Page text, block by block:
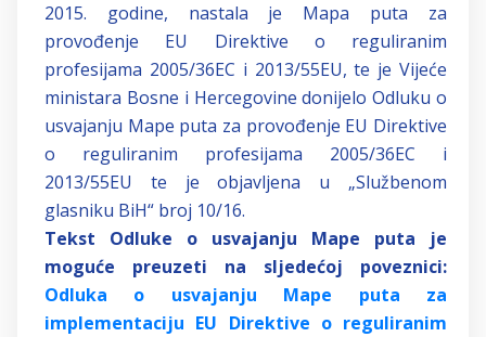
2015. godine, nastala je Mapa puta za
provođenje EU Direktive o reguliranim
profesijama 2005/36EC i 2013/55EU, te je Vijeće
ministara Bosne i Hercegovine donijelo Odluku o
usvajanju Mape puta za provođenje EU Direktive
o reguliranim profesijama 2005/36EC i
2013/55EU te je objavljena u „Službenom
glasniku BiH“ broj 10/16.
Tekst Odluke o usvajanju Mape puta je
moguće preuzeti na sljedećoj poveznici:
Odluka o usvajanju Mape puta za
implementaciju EU Direktive o reguliranim